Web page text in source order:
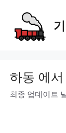
content
하동 에
최종 업데이트